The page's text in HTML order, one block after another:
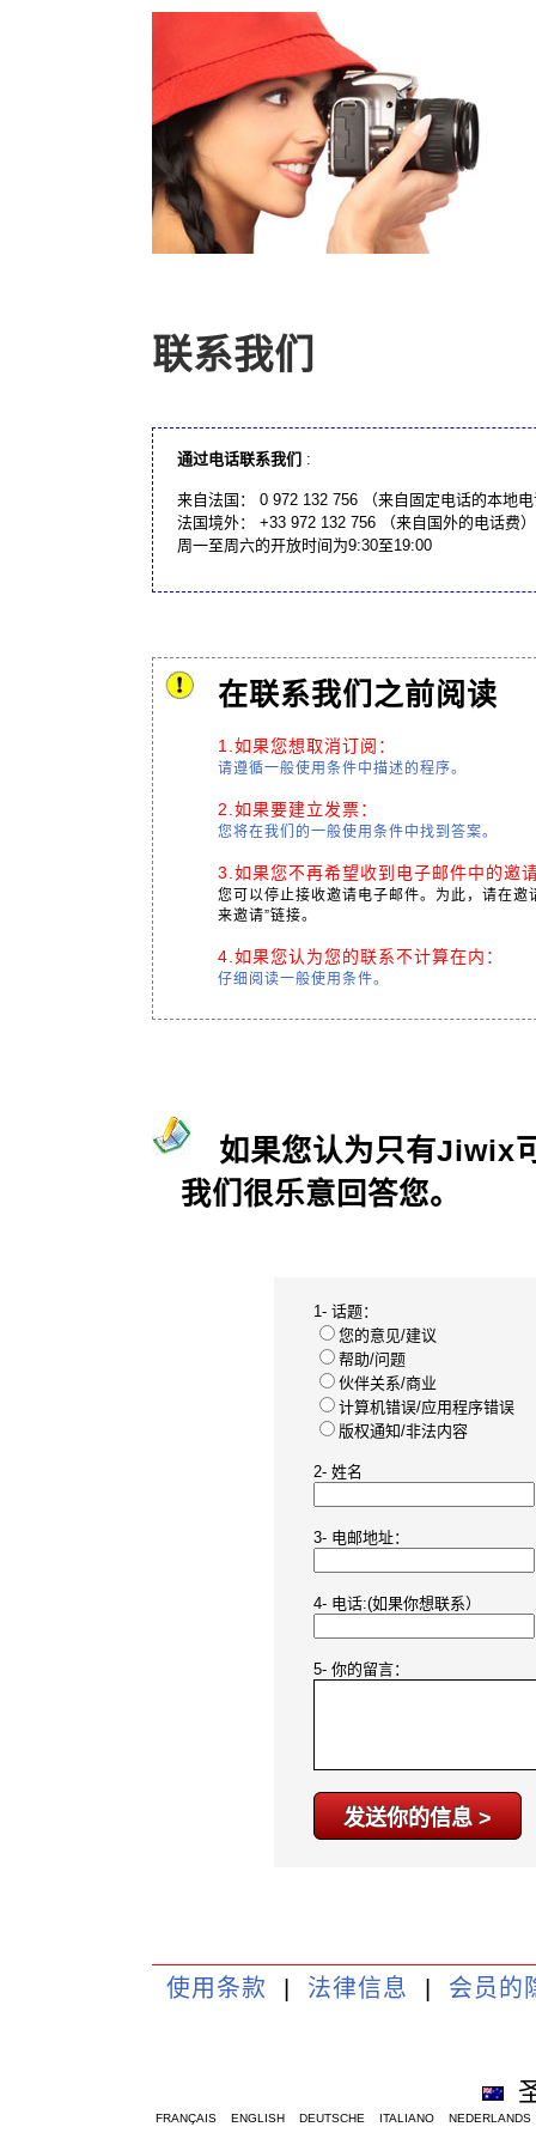
联系我们
通过电话联系我们 :
来自法国： 0 972 132 756 （来自固定电话的本地
法国境外： +33 972 132 756 （来自国外的电话费）
周一至周六的开放时间为9:30至19:00
在联系我们之前阅读
1.如果您想取消订阅：
请遵循一般使用条件中描述的程序。
2.如果要建立发票：
您将在我们的一般使用条件中找到答案。
3.如果您不再希望收到电子邮件中的邀
您可以停止接收邀请电子邮件。为此，请在
来邀请”链接。
4.如果您认为您的联系不计算在内：
仔细阅读一般使用条件。
如果您认为只有Jiwix
我们很乐意回答您。
1- 话题：
您的意见/建议
帮助/问题
伙伴关系/商业
计算机错误/应用程序错误
版权通知/非法内容
2- 姓名
3- 电邮地址：
4- 电话:(如果你想联系）
5- 你的留言：
使用条款 法律信息 会员的
FRANÇAIS ENGLISH DEUTSCHE ITALIANO NEDERLANDS